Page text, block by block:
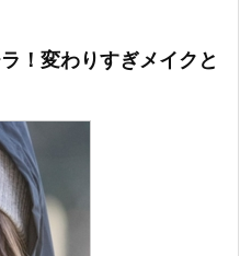
！変わりすぎメイクと